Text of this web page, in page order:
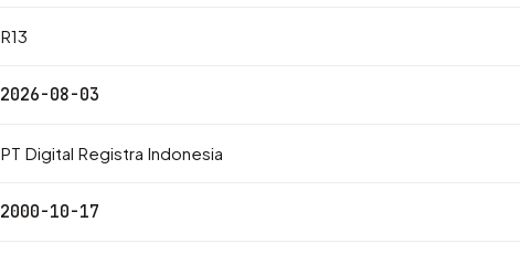
R13
2026-08-03
PT Digital Registra Indonesia
2000-10-17